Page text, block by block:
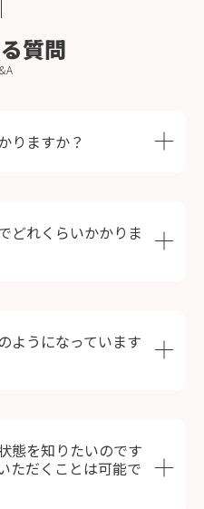
質問
りますか？
どれくらいかかりま
ようになっています
態を知りたいのです
ただくことは可能で